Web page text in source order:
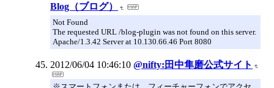
Blog（ブログ）
Not Found
The requested URL /blog-plugin was not found on this server.
Apache/1.3.42 Server at 10.130.66.46 Port 8080
2012/06/04 10:46:10 @nifty:田中隼磨公式サイト